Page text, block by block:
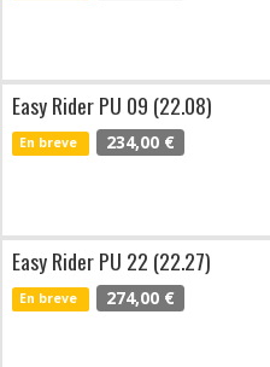
Easy Rider PU 09 (22.08)
En breve 234,00 €
Easy Rider PU 22 (22.27)
En breve 274,00 €